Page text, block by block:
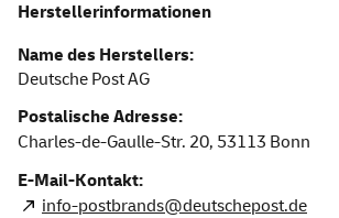
Herstellerinformationen
Name des Herstellers:
Deutsche Post AG
Postalische Adresse:
Charles-de-Gaulle-Str. 20, 53113 Bonn
E-Mail-Kontakt:
info-postbrands@deutschepost.de